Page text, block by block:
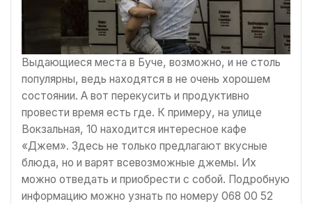
Выдающиеся места в Буче, возможно, и не столь
популярны, ведь находятся в не очень хорошем
состоянии. А вот перекусить и продуктивно
провести время есть где. К примеру, на улице
Вокзальная, 10 находится интересное кафе
«Джем». Здесь не только предлагают вкусные
блюда, но и варят всевозможные джемы. Их
можно отведать и приобрести с собой. Подробную
информацию можно узнать по номеру 068 00 52